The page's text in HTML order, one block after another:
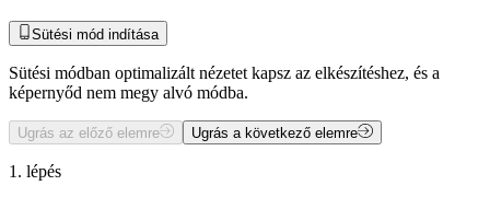
Sütési mód indítása
Sütési módban optimalizált nézetet kapsz az elkészítéshez, és a
képernyőd nem megy alvó módba.
Ugrás az előző elemre Ugrás a következő elemre
1. lépés